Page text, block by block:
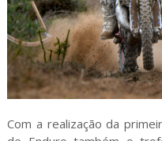
Com a realização da